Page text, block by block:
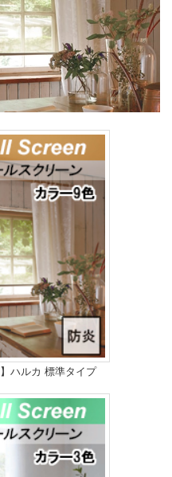
ハルカ 標準タイプ